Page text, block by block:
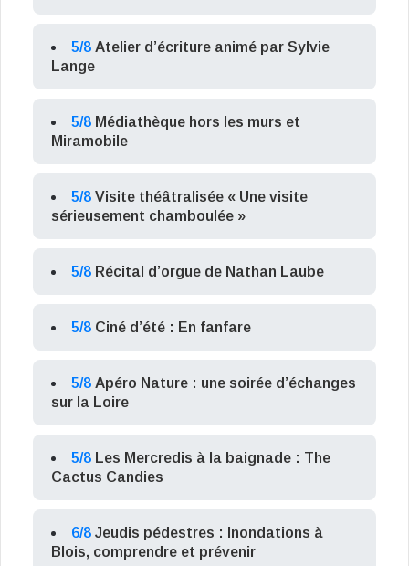
5/8 Atelier d’écriture animé par Sylvie
Lange
5/8 Médiathèque hors les murs et
Miramobile
5/8 Visite théâtralisée « Une visite
sérieusement chamboulée »
5/8 Récital d’orgue de Nathan Laube
5/8 Ciné d’été : En fanfare
5/8 Apéro Nature : une soirée d’échanges
sur la Loire
5/8 Les Mercredis à la baignade : The
Cactus Candies
6/8 Jeudis pédestres : Inondations à
Blois, comprendre et prévenir